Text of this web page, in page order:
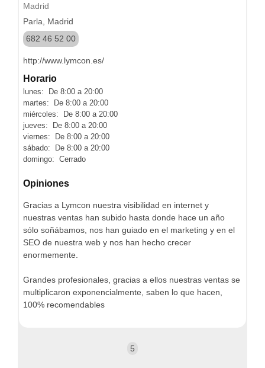
Madrid
Parla, Madrid
682 46 52 00
http://www.lymcon.es/
Horario
lunes: De 8:00 a 20:00
martes: De 8:00 a 20:00
miércoles: De 8:00 a 20:00
jueves: De 8:00 a 20:00
viernes: De 8:00 a 20:00
sábado: De 8:00 a 20:00
domingo: Cerrado
Opiniones
Gracias a Lymcon nuestra visibilidad en internet y
nuestras ventas han subido hasta donde hace un año
sólo soñábamos, nos han guiado en el marketing y en el
SEO de nuestra web y nos han hecho crecer
enormemente.
Grandes profesionales, gracias a ellos nuestras ventas se
multiplicaron exponencialmente, saben lo que hacen,
100% recomendables
5